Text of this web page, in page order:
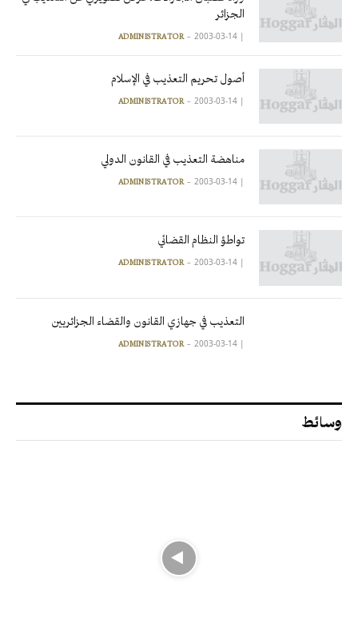
الجزائر
|
ADMINISTRATOR 2003-03-14
أصول تحريم التعذيب في الإسلام
|
ADMINISTRATOR 2003-03-14
مناهضة التعذيب في القانون الدولي
|
ADMINISTRATOR 2003-03-14
تواطؤ النظام القضائي
|
ADMINISTRATOR 2003-03-14
التعذيب في جهازي القانون والقضاء الجزائريين
|
ADMINISTRATOR 2003-03-14
وسائط